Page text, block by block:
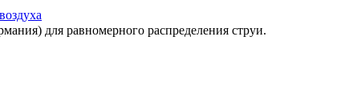
для равномерного распределения струи.